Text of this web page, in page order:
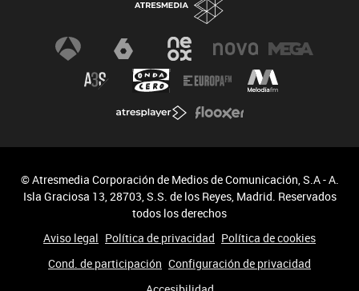
© Atresmedia Corporación de Medios de Comunicación, S.A - A.
Isla Graciosa 13, 28703, S.S. de los Reyes, Madrid. Reservados
todos los derechos
Aviso legal Política de privacidad Política de cookies
Cond. de participación Configuración de privacidad